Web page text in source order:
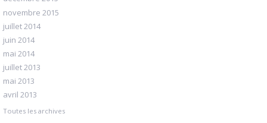
novembre 2015
juillet 2014
juin 2014
mai 2014
juillet 2013
mai 2013
avril 2013
Toutes les archives